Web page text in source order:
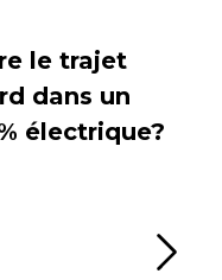
le trajet
dans un
électrique?